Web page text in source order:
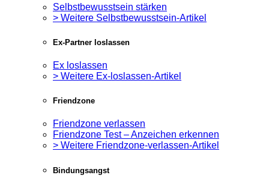
Selbstbewusstsein stärken
> Weitere Selbstbewusstsein-Artikel
Ex-Partner loslassen
Ex loslassen
> Weitere Ex-loslassen-Artikel
Friendzone
Friendzone verlassen
Friendzone Test – Anzeichen erkennen
> Weitere Friendzone-verlassen-Artikel
Bindungsangst